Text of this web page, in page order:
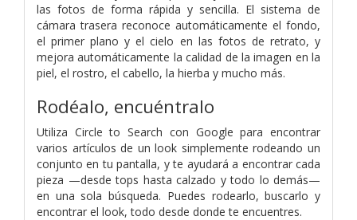
las fotos de forma rápida y sencilla. El sistema de
cámara trasera reconoce automáticamente el fondo,
el primer plano y el cielo en las fotos de retrato, y
mejora automáticamente la calidad de la imagen en la
piel, el rostro, el cabello, la hierba y mucho más.
Rodéalo, encuéntralo
Utiliza Circle to Search con Google para encontrar
varios artículos de un look simplemente rodeando un
conjunto en tu pantalla, y te ayudará a encontrar cada
pieza —desde tops hasta calzado y todo lo demás—
en una sola búsqueda. Puedes rodearlo, buscarlo y
encontrar el look, todo desde donde te encuentres.